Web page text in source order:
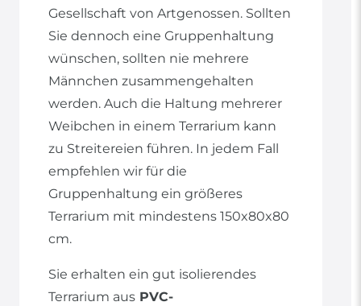
Gesellschaft von Artgenossen. Sollten
Sie dennoch eine Gruppenhaltung
wünschen, sollten nie mehrere
Männchen zusammengehalten
werden. Auch die Haltung mehrerer
Weibchen in einem Terrarium kann
zu Streitereien führen. In jedem Fall
empfehlen wir für die
Gruppenhaltung ein größeres
Terrarium mit mindestens 150x80x80
cm.
Sie erhalten ein gut isolierendes
Terrarium aus PVC-